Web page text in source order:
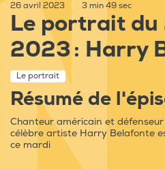
26 avril 2023 3 min 49 sec
Le portrait
2023 : Harry
Le portrait
Résumé de
Chanteur américain et
célèbre artiste Harry Belafonte
ce mardi